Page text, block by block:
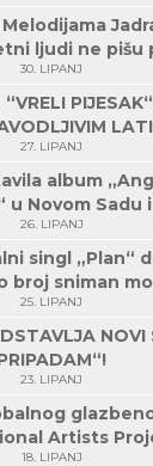
ljudi ne pišu
30. LIPANJ
27. LIPANJ
album
Novom Sadu
26. LIPANJ
singl „Plan“
broj sniman
25. LIPANJ
NOVI
23. LIPANJ
Artists
18. LIPANJ